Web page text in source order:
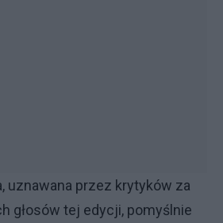
uznawana przez krytyków za
głosów tej edycji, pomyślnie